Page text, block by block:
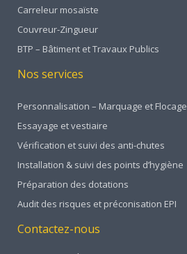
Carreleur mosaïste
Couvreur-Zingueur
BTP – Bâtiment et Travaux Publics
Nos services
Personnalisation – Marquage et Flocage
Essayage et vestiaire
Vérification et suivi des anti-chutes
Installation & suivi des points d’hygiène
Préparation des dotations
Audit des risques et préconisation EPI
Contactez-nous